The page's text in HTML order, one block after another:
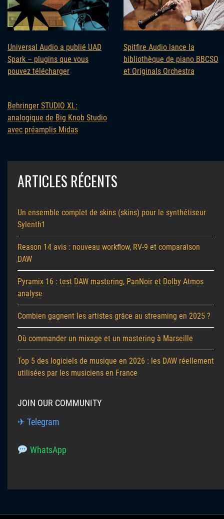
Universal Audio a publié UAD
Spark – plugins que vous
pouvez télécharger
Spitfire Audio lance la
bibliothèque de piano BBCSO
et Originals Orchestra
Behringer STUDIO XL:
analogique de Big Knob Studio
avec préamplis Midas
ARTICLES RÉCENTS
Un ensemble complet de skins (skins) pour le synthétiseur
Sylenth1
Reason 14 avis : nouveau workflow, RV-9 et comparaison
DAW
Pyramix 16 : test DAW mastering, PanNoir et Dolby Atmos
analyse
Combien gagnent les artistes grâce au streaming en 2025 ?
Où commander un mixage et un mastering à Marseille
Top 5 des logiciels de musique en 2026 : les DAW réellement
utilisées par les musiciens en France
JOIN OUR COMMUNITY
✈ Telegram
WhatsApp